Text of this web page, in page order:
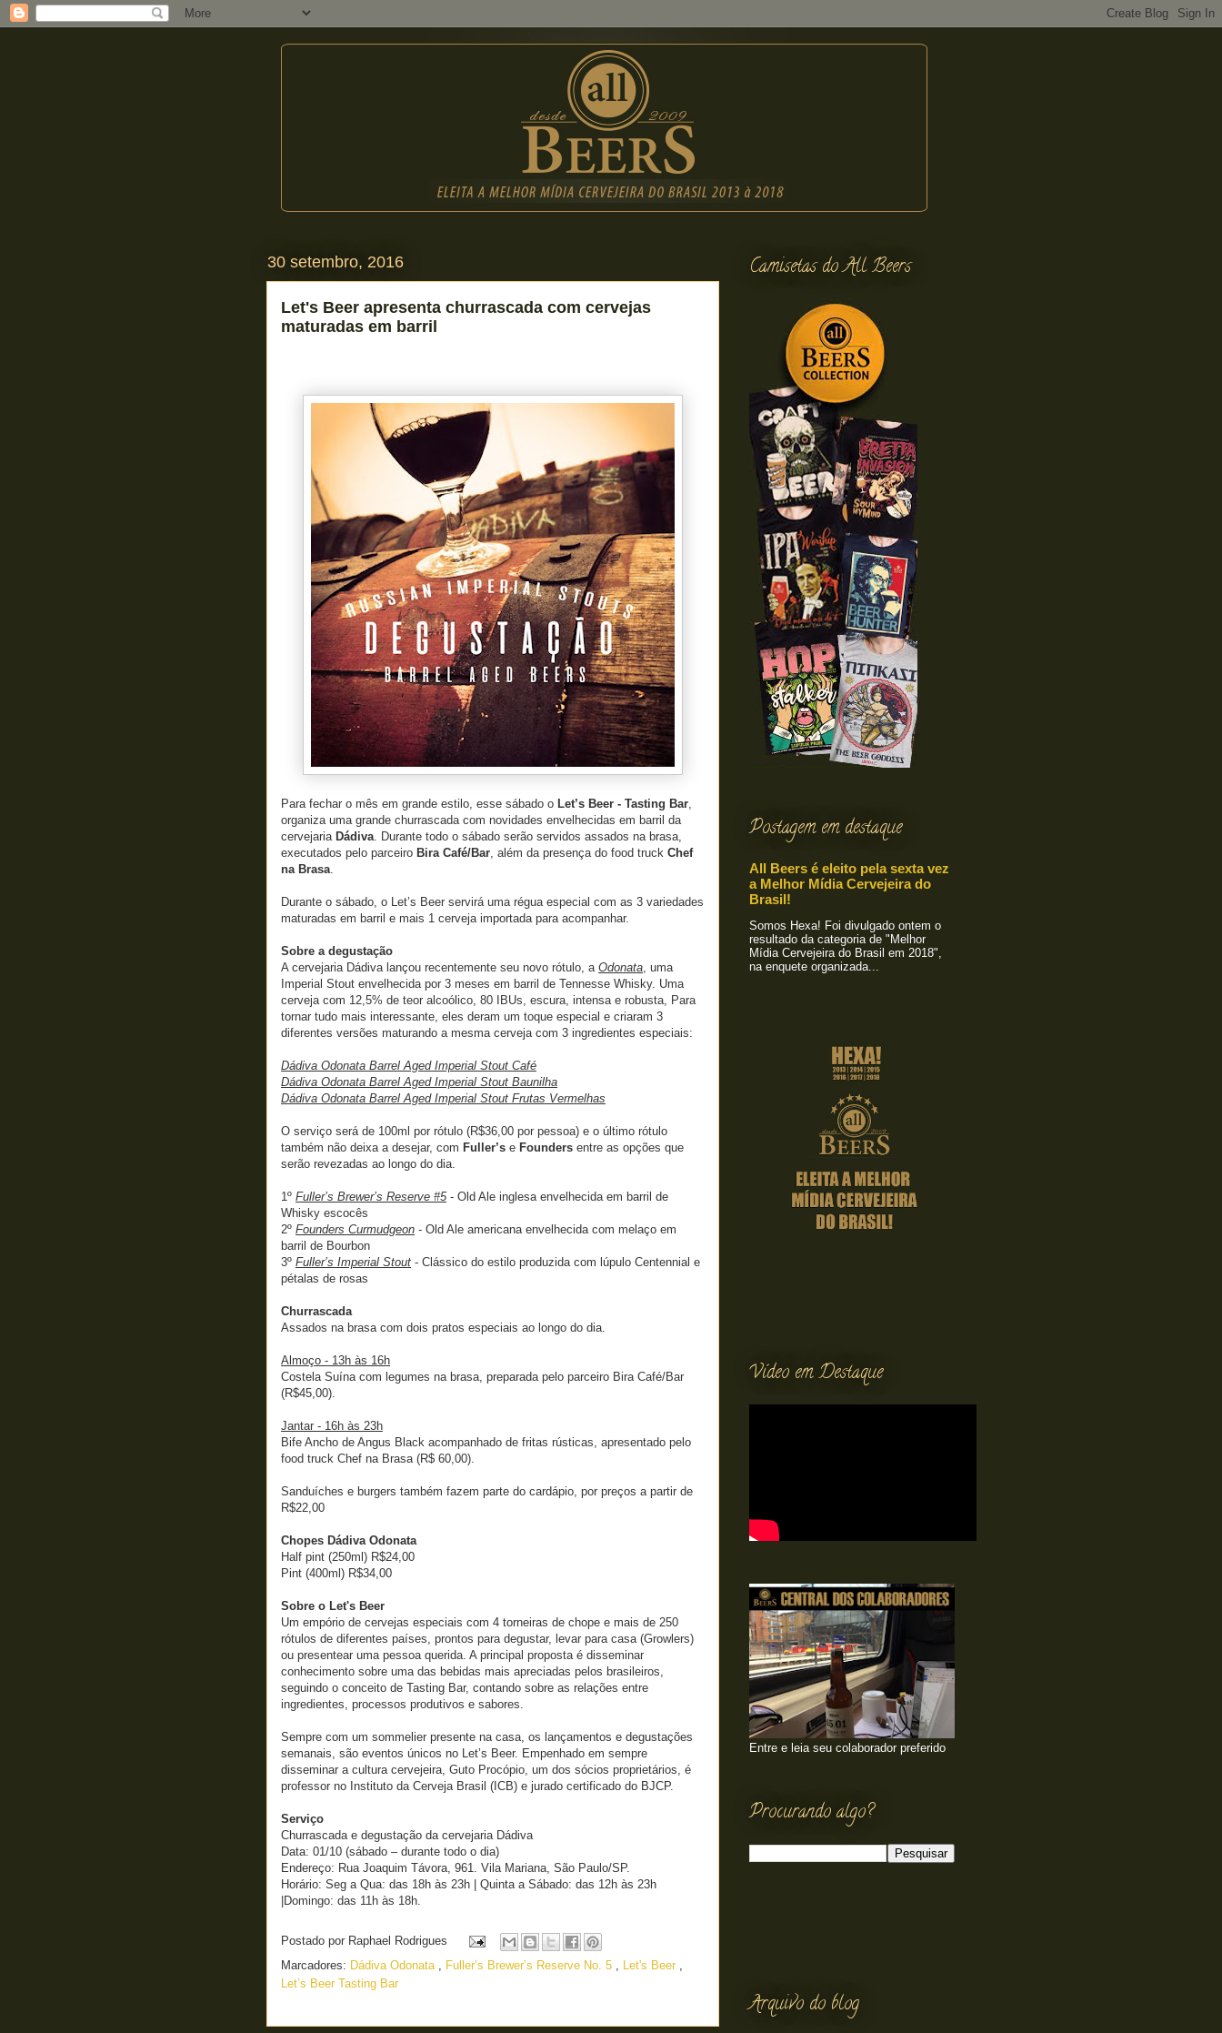
30 setembro, 2016
Let's Beer apresenta churrascada com cervejas
maturadas em barril
Para fechar o mês em grande estilo, esse sábado o Let’s Beer - Tasting Bar,
organiza uma grande churrascada com novidades envelhecidas em barril da
cervejaria Dádiva. Durante todo o sábado serão servidos assados na brasa,
executados pelo parceiro Bira Café/Bar, além da presença do food truck Chef
na Brasa.
Durante o sábado, o Let’s Beer servirá uma régua especial com as 3 variedades
maturadas em barril e mais 1 cerveja importada para acompanhar.
Sobre a degustação
A cervejaria Dádiva lançou recentemente seu novo rótulo, a Odonata, uma
Imperial Stout envelhecida por 3 meses em barril de Tennesse Whisky. Uma
cerveja com 12,5% de teor alcoólico, 80 IBUs, escura, intensa e robusta, Para
tornar tudo mais interessante, eles deram um toque especial e criaram 3
diferentes versões maturando a mesma cerveja com 3 ingredientes especiais:
Dádiva Odonata Barrel Aged Imperial Stout Café
Dádiva Odonata Barrel Aged Imperial Stout Baunilha
Dádiva Odonata Barrel Aged Imperial Stout Frutas Vermelhas
O serviço será de 100ml por rótulo (R$36,00 por pessoa) e o último rótulo
também não deixa a desejar, com Fuller’s e Founders entre as opções que
serão revezadas ao longo do dia.
1º Fuller’s Brewer’s Reserve #5- Old Ale inglesa envelhecida em barril de
Whisky escocês
2º Founders Curmudgeon - Old Ale americana envelhecida com melaço em
barril de Bourbon
3º Fuller’s Imperial Stout - Clássico do estilo produzida com lúpulo Centennial e
pétalas de rosas
Churrascada
Assados na brasa com dois pratos especiais ao longo do dia.
Almoço - 13h às 16h
Costela Suína com legumes na brasa, preparada pelo parceiro Bira Café/Bar
(R$45,00).
Jantar - 16h às 23h
Bife Ancho de Angus Black acompanhado de fritas rústicas, apresentado pelo
food truck Chef na Brasa (R$ 60,00).
Sanduíches e burgers também fazem parte do cardápio, por preços a partir de
R$22,00
Chopes Dádiva Odonata
Half pint (250ml) R$24,00
Pint (400ml) R$34,00
Sobre o Let's Beer
Um empório de cervejas especiais com 4 torneiras de chope e mais de 250
rótulos de diferentes países, prontos para degustar, levar para casa (Growlers)
ou presentear uma pessoa querida. A principal proposta é disseminar
conhecimento sobre uma das bebidas mais apreciadas pelos brasileiros,
seguindo o conceito de Tasting Bar, contando sobre as relações entre
ingredientes, processos produtivos e sabores.
Sempre com um sommelier presente na casa, os lançamentos e degustações
semanais, são eventos únicos no Let’s Beer. Empenhado em sempre
disseminar a cultura cervejeira, Guto Procópio, um dos sócios proprietários, é
professor no Instituto da Cerveja Brasil (ICB) e jurado certificado do BJCP.
Serviço
Churrascada e degustação da cervejaria Dádiva
Data: 01/10 (sábado – durante todo o dia)
Endereço: Rua Joaquim Távora, 961. Vila Mariana, São Paulo/SP.
Horário: Seg a Qua: das 18h às 23h | Quinta a Sábado: das 12h às 23h
|Domingo: das 11h às 18h.
Postado por Raphael Rodrigues
Marcadores: Dádiva Odonata , Fuller’s Brewer’s Reserve No. 5 , Let's Beer ,
Let’s Beer Tasting Bar
Camisetas do All Beers
Postagem em destaque
All Beers é eleito pela sexta vez
a Melhor Mídia Cervejeira do
Brasil!
Somos Hexa! Foi divulgado ontem o
resultado da categoria de "Melhor
Mídia Cervejeira do Brasil em 2018",
na enquete organizada...
Vídeo em Destaque
Entre e leia seu colaborador preferido
Procurando algo?
Arquivo do blog